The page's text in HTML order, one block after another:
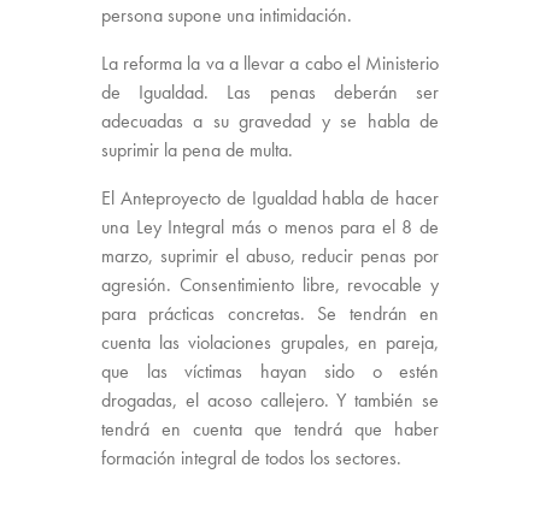
persona supone una intimidación.
La reforma la va a llevar a cabo el Ministerio
de Igualdad. Las penas deberán ser
adecuadas a su gravedad y se habla de
suprimir la pena de multa.
El Anteproyecto de Igualdad habla de hacer
una Ley Integral más o menos para el 8 de
marzo, suprimir el abuso, reducir penas por
agresión. Consentimiento libre, revocable y
para prácticas concretas. Se tendrán en
cuenta las violaciones grupales, en pareja,
que las víctimas hayan sido o estén
drogadas, el acoso callejero. Y también se
tendrá en cuenta que tendrá que haber
formación integral de todos los sectores.